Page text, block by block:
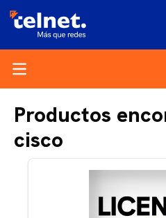
Open main menu
Productos
cisco